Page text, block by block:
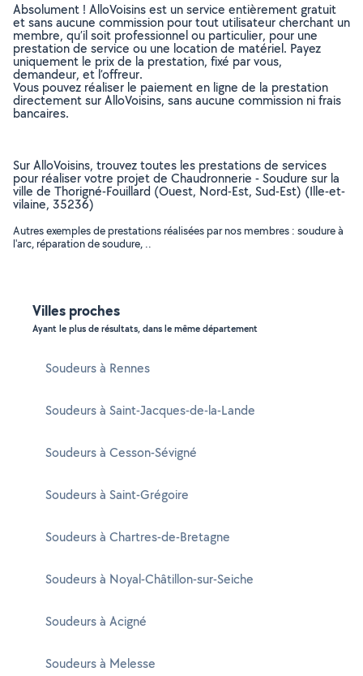
Absolument ! AlloVoisins est un service entièrement gratuit
et sans aucune commission pour tout utilisateur cherchant un
membre, qu’il soit professionnel ou particulier, pour une
prestation de service ou une location de matériel. Payez
uniquement le prix de la prestation, fixé par vous,
demandeur, et l’offreur.
Vous pouvez réaliser le paiement en ligne de la prestation
directement sur AlloVoisins, sans aucune commission ni frais
bancaires.
Sur AlloVoisins, trouvez toutes les prestations de services
pour réaliser votre projet de Chaudronnerie - Soudure sur la
ville de Thorigné-Fouillard (Ouest, Nord-Est, Sud-Est) (Ille-et-
vilaine, 35236)
Autres exemples de prestations réalisées par nos membres : soudure à
l'arc, réparation de soudure, ..
Villes proches
Ayant le plus de résultats, dans le même département
Soudeurs à Rennes
Soudeurs à Saint-Jacques-de-la-Lande
Soudeurs à Cesson-Sévigné
Soudeurs à Saint-Grégoire
Soudeurs à Chartres-de-Bretagne
Soudeurs à Noyal-Châtillon-sur-Seiche
Soudeurs à Acigné
Soudeurs à Melesse